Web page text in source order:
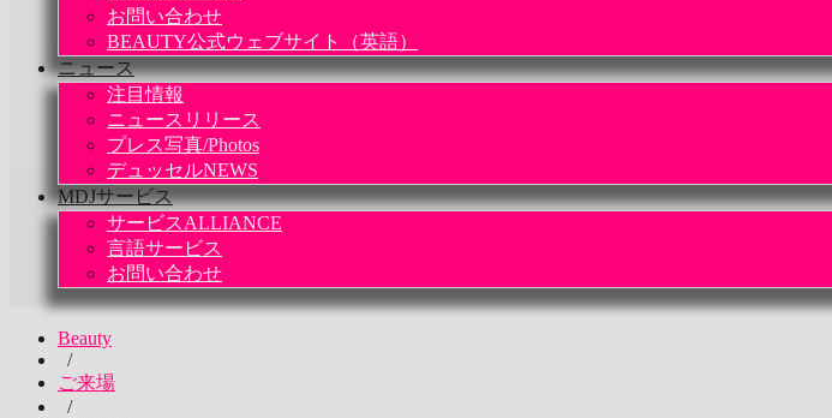
お問い合わせ
BEAUTY公式ウェブサイト（英語）
ニュース
注目情報
ニュースリリース
プレス写真/Photos
デュッセルNEWS
MDJサービス
サービスALLIANCE
言語サービス
お問い合わせ
Beauty
/
ご来場
/